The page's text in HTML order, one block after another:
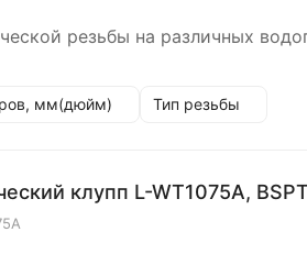
резьбы на различных
мм(дюйм) Тип резьбы
клупп L-WT1075A,